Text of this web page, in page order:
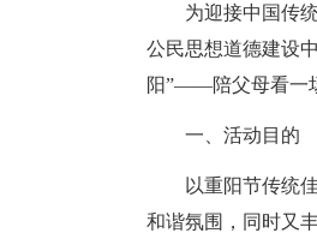
为迎接中国传
公民思想道德建设
阳”——陪父母看一
一、活动目的
以重阳节传统
和谐氛围，同时又